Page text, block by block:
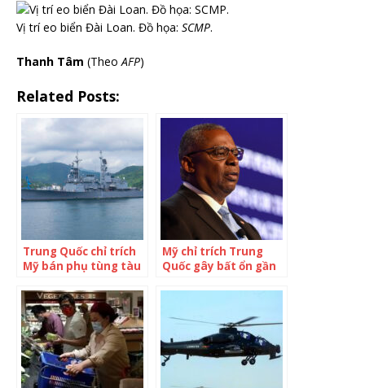
Vị trí eo biển Đài Loan. Đồ họa: SCMP.
Thanh Tâm (Theo AFP)
Related Posts:
Trung Quốc chỉ trích
Mỹ bán phụ tùng tàu
Mỹ chỉ trích Trung
Quốc gây bất ổn gần